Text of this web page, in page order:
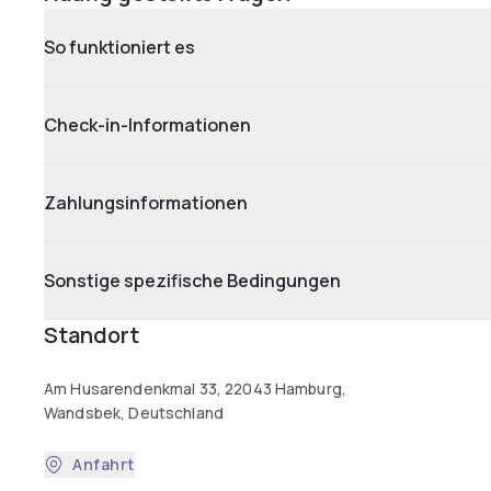
So funktioniert es
Check-in-Informationen
Zahlungsinformationen
Sonstige spezifische Bedingungen
Standort
Am Husarendenkmal 33, 22043 Hamburg,
Wandsbek, Deutschland
Anfahrt